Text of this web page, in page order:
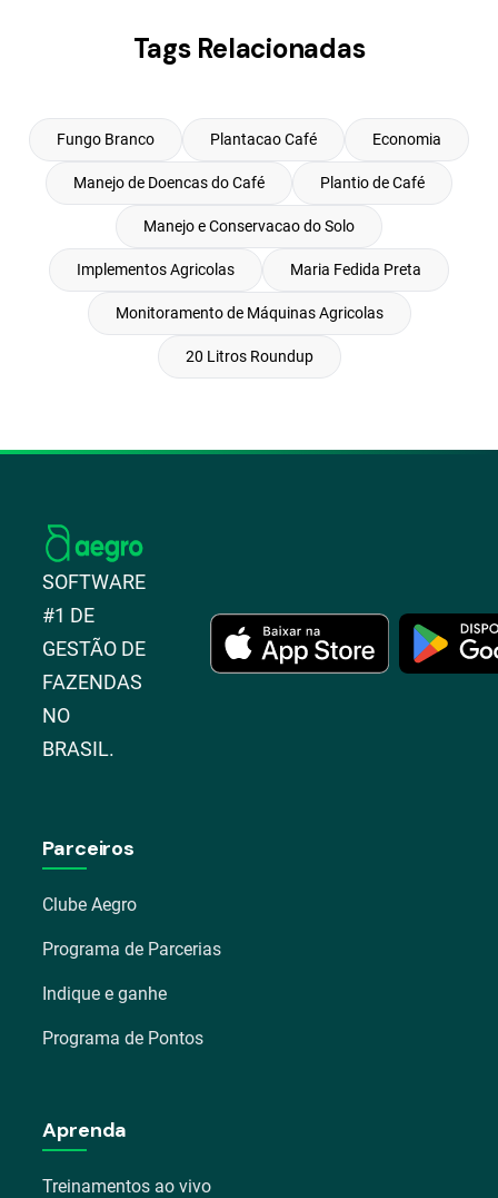
Tags Relacionadas
Fungo Branco Plantacao Café Economia
Manejo de Doencas do Café Plantio de Café
Manejo e Conservacao do Solo
Implementos Agricolas Maria Fedida Preta
Monitoramento de Máquinas Agricolas
20 Litros Roundup
SOFTWARE
#1 DE
GESTÃO DE
FAZENDAS
NO
BRASIL.
Parceiros
Clube Aegro
Programa de Parcerias
Indique e ganhe
Programa de Pontos
Aprenda
Treinamentos ao vivo